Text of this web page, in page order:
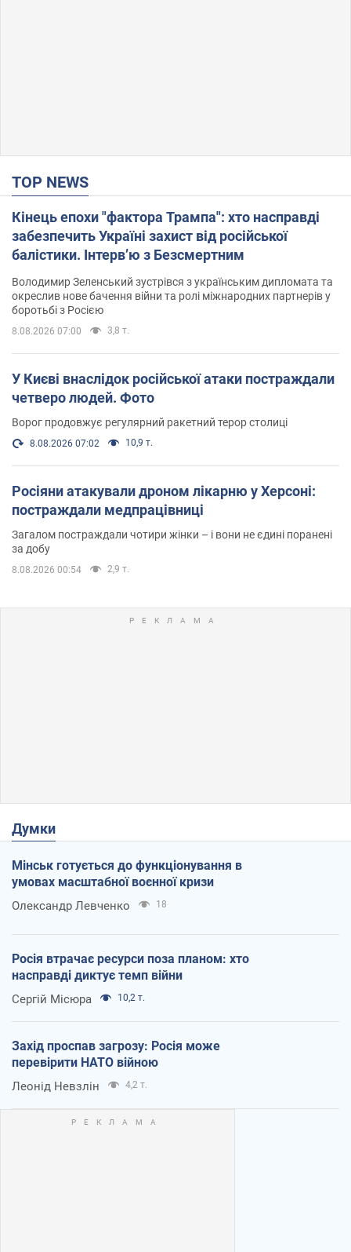
TOP NEWS
Кінець епохи "фактора Трампа": хто насправді
забезпечить Україні захист від російської
балістики. Інтерв’ю з Безсмертним
Володимир Зеленський зустрівся з українським дипломата та
окреслив нове бачення війни та ролі міжнародних партнерів у
боротьбі з Росією
8.08.2026 07:00 3,8 т.
У Києві внаслідок російської атаки постраждали
четверо людей. Фото
Ворог продовжує регулярний ракетний терор столиці
8.08.2026 07:02 10,9 т.
Росіяни атакували дроном лікарню у Херсоні:
постраждали медпрацівниці
Загалом постраждали чотири жінки – і вони не єдині поранені
за добу
8.08.2026 00:54 2,9 т.
Думки
Мінськ готується до функціонування в
умовах масштабної воєнної кризи
Олександр Левченко 18
Росія втрачає ресурси поза планом: хто
насправді диктує темп війни
Сергій Місюра 10,2 т.
Захід проспав загрозу: Росія може
перевірити НАТО війною
Леонід Невзлін 4,2 т.